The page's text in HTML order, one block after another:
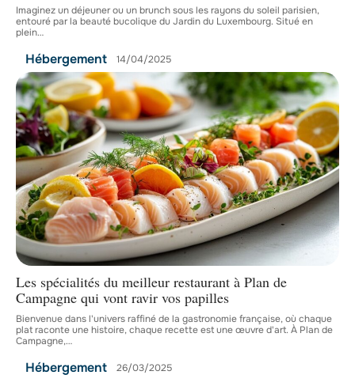
Imaginez un déjeuner ou un brunch sous les rayons du soleil parisien,
entouré par la beauté bucolique du Jardin du Luxembourg. Situé en
plein…
Hébergement 14/04/2025
Les spécialités du meilleur restaurant à Plan de
Campagne qui vont ravir vos papilles
Bienvenue dans l'univers raffiné de la gastronomie française, où chaque
plat raconte une histoire, chaque recette est une œuvre d'art. À Plan de
Campagne,…
Hébergement 26/03/2025